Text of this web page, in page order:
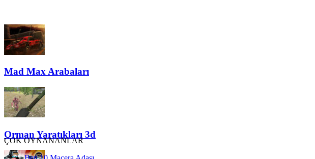
Mad Max Arabaları
Orman Yaratıkları 3d
ÇOK OYNANANLAR